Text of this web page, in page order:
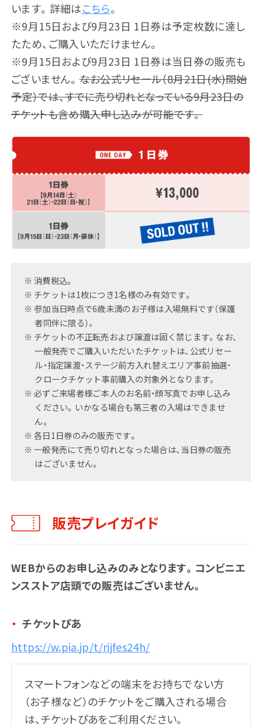
エリアマップ 注意事項
よくある質問
います。詳細はこちら。
※9月15日および9月23日 1日券は予定枚数に達し
たため、ご購入いただけません。
※9月15日および9月23日 1日券は当日券の販売も
ございません。なお公式リセール（8月21日(水)開始
予定）では、すでに売り切れとなっている9月23日の
チケットも含め購入申し込みが可能です。
消費税込。
チケットは1枚につき1名様のみ有効です。
参加当日時点で6歳未満のお子様は入場無料です（保護
者同伴に限る）。
チケットの不正転売および譲渡は固く禁じます。なお、
一般発売でご購入いただいたチケットは、公式リセー
ル・指定譲渡・ステージ前方入れ替えエリア事前抽選・
クロークチケット事前購入の対象外となります。
必ずご来場者様ご本人のお名前・顔写真でお申し込み
ください。いかなる場合も第三者の入場はできませ
ん。
各日1日券のみの販売です。
一般発売にて売り切れとなった場合は、当日券の販売
はございません。
販売プレイガイド
WEBからのお申し込みのみとなります。コンビニエ
ンスストア店頭での販売はございません。
チケットぴあ
https://w.pia.jp/t/rijfes24h/
スマートフォンなどの端末をお持ちでない方
（お子様など）のチケットをご購入される場合
は、チケットぴあをご利用ください。